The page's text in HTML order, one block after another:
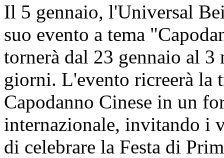
Il 5 gennaio, l'Universal
suo evento a tema
tornerà dal 23 gennaio al 3
giorni. L'evento ricreerà la
Capodanno Cinese in un
internazionale, invitando i
di celebrare la Festa di